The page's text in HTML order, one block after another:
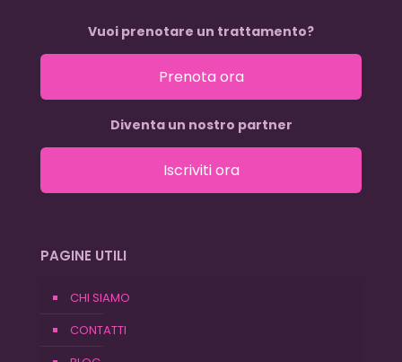
Vuoi prenotare un trattamento?
Prenota ora
Diventa un nostro partner
Iscriviti ora
PAGINE UTILI
CHI SIAMO
CONTATTI